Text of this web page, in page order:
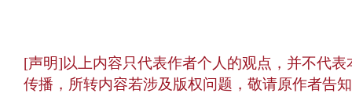
[声明]以上内容只代表作者个人的观点，并不代
传播，所转内容若涉及版权问题，敬请原作者告